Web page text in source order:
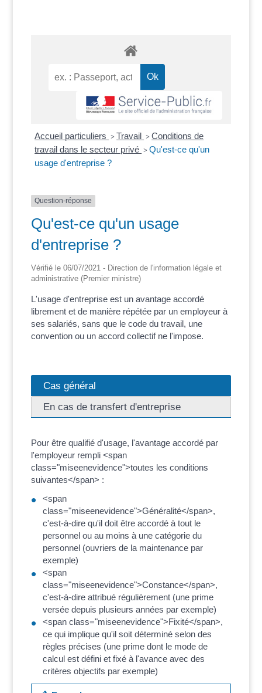
Accueil particuliers > Travail > Conditions de
travail dans le secteur privé > Qu'est-ce qu'un
usage d'entreprise ?
Question-réponse
Qu'est-ce qu'un usage
d'entreprise ?
Vérifié le 06/07/2021 - Direction de l'information légale et
administrative (Premier ministre)
L'usage d'entreprise est un avantage accordé
librement et de manière répétée par un employeur à
ses salariés, sans que le code du travail, une
convention ou un accord collectif ne l'impose.
Cas général
En cas de transfert d'entreprise
Pour être qualifié d'usage, l'avantage accordé par
l'employeur rempli <span
class="miseenevidence">toutes les conditions
suivantes</span> :
<span
class="miseenevidence">Généralité</span>,
c'est-à-dire qu'il doit être accordé à tout le
personnel ou au moins à une catégorie du
personnel (ouvriers de la maintenance par
exemple)
<span
class="miseenevidence">Constance</span>,
c'est-à-dire attribué régulièrement (une prime
versée depuis plusieurs années par exemple)
<span class="miseenevidence">Fixité</span>,
ce qui implique qu'il soit déterminé selon des
règles précises (une prime dont le mode de
calcul est défini et fixé à l'avance avec des
critères objectifs par exemple)